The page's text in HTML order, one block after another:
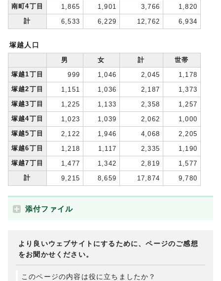
南町4丁目
1,865 1,901 3,766
1,820
計
6,533 6,229 12,762 6,934
塚越人口
男 女 計
世帯
塚越1丁目
999 1,046 2,045
1,178
塚越2丁目
1,151 1,036 2,187
1,373
塚越3丁目
1,225 1,133 2,358
1,257
塚越4丁目
1,023 1,039 2,062
1,000
塚越5丁目
2,122 1,946 4,068
2,205
塚越6丁目
1,218 1,117 2,335
1,190
塚越7丁目
1,477 1,342 2,819
1,577
計
9,215 8,659 17,874 9,780
添付ファイル
より良いウェブサイトにするために、ページのご感想
をお聞かせください。
このページの内容は役に立ちましたか？